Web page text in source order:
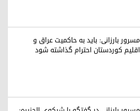
مسرور بارزانی: باید به حاکمیت عراق و
اقلیم کوردستان احترام گذاشته شود